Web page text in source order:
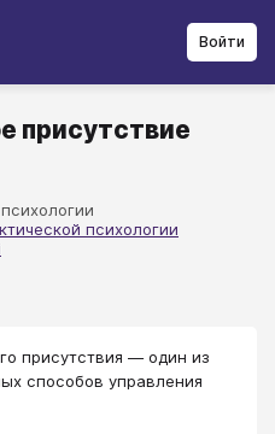
Войти
присутствие
психологии
присутствия — один из
способов управления